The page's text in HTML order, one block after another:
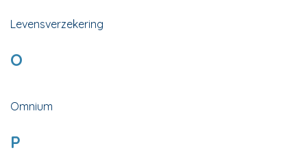
Levensverzekering
O
Omnium
P